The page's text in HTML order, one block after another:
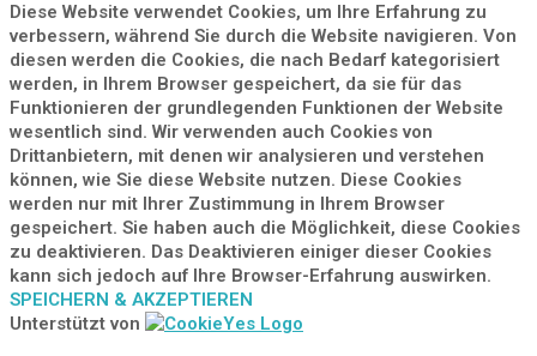
Diese Website verwendet Cookies, um Ihre Erfahrung zu
verbessern, während Sie durch die Website navigieren. Von
diesen werden die Cookies, die nach Bedarf kategorisiert
werden, in Ihrem Browser gespeichert, da sie für das
Funktionieren der grundlegenden Funktionen der Website
wesentlich sind. Wir verwenden auch Cookies von
Drittanbietern, mit denen wir analysieren und verstehen
können, wie Sie diese Website nutzen. Diese Cookies
werden nur mit Ihrer Zustimmung in Ihrem Browser
gespeichert. Sie haben auch die Möglichkeit, diese Cookies
zu deaktivieren. Das Deaktivieren einiger dieser Cookies
kann sich jedoch auf Ihre Browser-Erfahrung auswirken.
SPEICHERN & AKZEPTIEREN
Unterstützt von